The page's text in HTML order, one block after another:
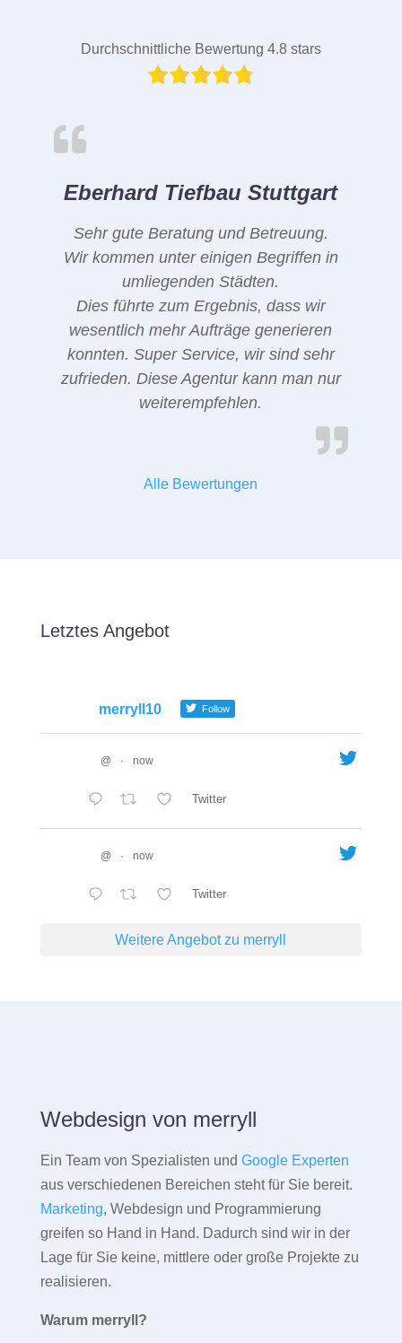
Durchschnittliche Bewertung 4.8 stars
Eberhard Tiefbau Stuttgart
Sehr gute Beratung und Betreuung.
Wir kommen unter einigen Begriffen in
umliegenden Städten.
Dies führte zum Ergebnis, dass wir
wesentlich mehr Aufträge generieren
konnten. Super Service, wir sind sehr
zufrieden. Diese Agentur kann man nur
weiterempfehlen.
Alle Bewertungen
Letztes Angebot
merryll10 Follow
@ · now
Twitter
@ · now
Twitter
Weitere Angebot zu merryll
Webdesign von merryll
Ein Team von Spezialisten und Google Experten
aus verschiedenen Bereichen steht für Sie bereit.
Marketing, Webdesign und Programmierung
greifen so Hand in Hand. Dadurch sind wir in der
Lage für Sie keine, mittlere oder große Projekte zu
realisieren.
Warum merryll?